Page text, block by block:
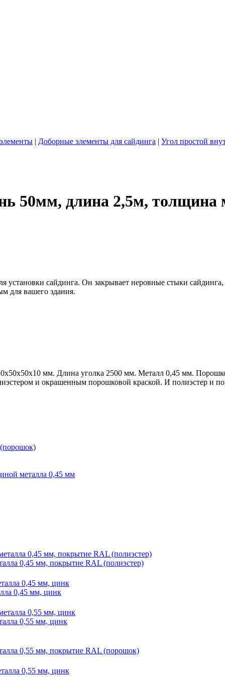
| Доборные элементы для сайдинга | Угол простой
50мм, длина 2,5м,
сайдинга. Он закрывает неровные стыки
для вашего здания.
мм. Длина уголка 2500 мм. Металл 0,45 мм.
и окрашенным порошковой краской. И полиэстер и
металла 0,45 мм
0,45 мм, покрытие RAL (полиэстер)
0,45 мм, цинк
0,55 мм, цинк
0,55 мм, покрытие RAL (порошок)